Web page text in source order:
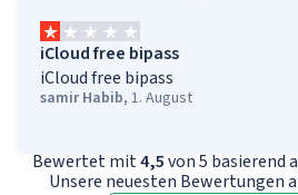
iCloud free bipass
iCloud free bipass
samir Habib, 1. August
Bewertet mit4,5von 5 basierend
Unsere neuesten Bewertungen